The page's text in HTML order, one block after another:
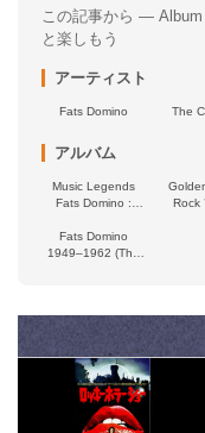
この記事から — Album
と楽しもう
アーティスト
Fats Domino The
アルバム
Music Legends
Fats Domino :
the Rhythm &
Blues King
Rock
Fats Domino
1949–1962 (The